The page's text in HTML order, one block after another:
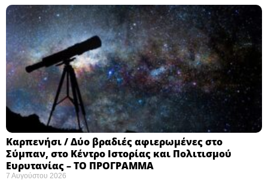
Καρπενήσι / Δύο βραδιές αφιερωμένες στο
Σύμπαν, στο Κέντρο Ιστορίας και Πολιτισμού
Ευρυτανίας – ΤΟ ΠΡΟΓΡΑΜΜΑ
7 Αυγούστου 2026